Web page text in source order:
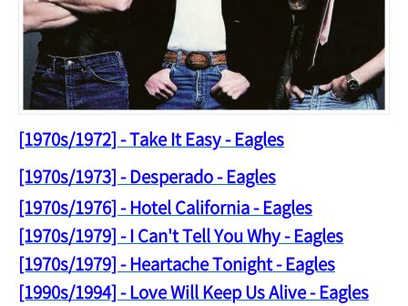
[1970s/1972] - Take It Easy - Eagles
[1970s/1973] - Desperado - Eagles
[1970s/1976] - Hotel California - Eagles
[1970s/1979] - I Can't Tell You Why - Eagles
[1970s/1979] - Heartache Tonight - Eagles
[1990s/1994] - Love Will Keep Us Alive - Eagles